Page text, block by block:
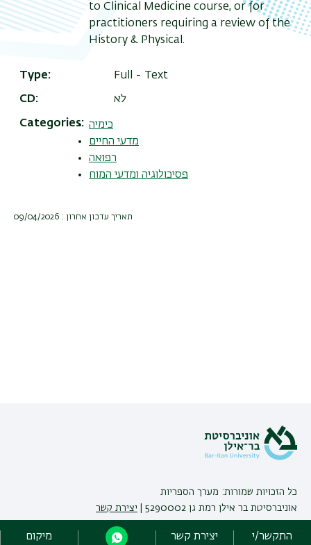
to Clinical Medicine course, or for
practitioners requiring a review of the
History & Physical.
Type Full - Text
CD לא
Categories
כימיה
מדעי החיים
רפואה
פסיכולוגיה ומדעי המוח
תאריך עדכון אחרון : 09/04/2026
כל הזכויות שמורות: מערך הספריות
אוניברסיטת בר אילן רמת גן 5290002 |
יצירת קשר
התקשר/י יצירת קשר מיקום